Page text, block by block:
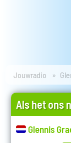
Jouwradio
Als het ons
Glennis